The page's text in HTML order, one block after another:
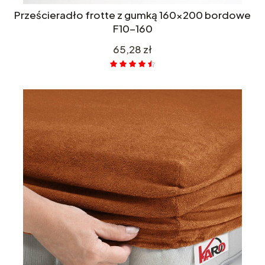
Prześcieradło frotte z gumką 160x200 bordowe
F10-160
Cena
65,28 zł